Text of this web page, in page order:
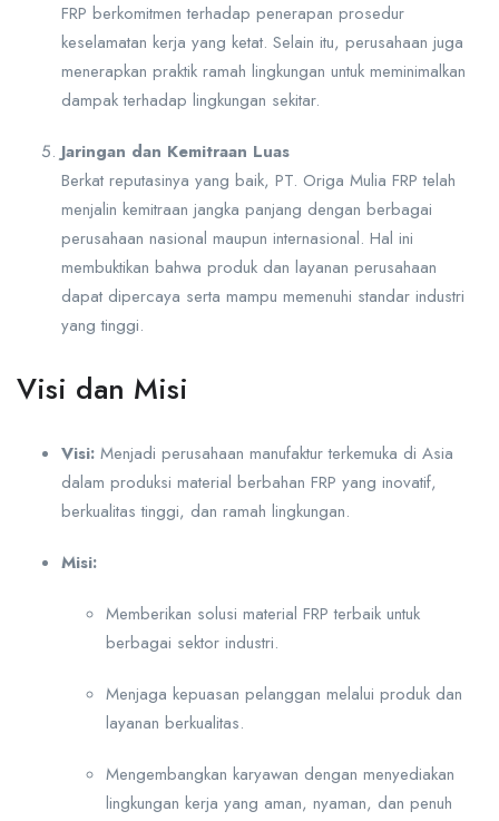
FRP berkomitmen terhadap penerapan prosedur
keselamatan kerja yang ketat. Selain itu, perusahaan juga
menerapkan praktik ramah lingkungan untuk meminimalkan
dampak terhadap lingkungan sekitar.
Jaringan dan Kemitraan Luas
Berkat reputasinya yang baik, PT. Origa Mulia FRP telah
menjalin kemitraan jangka panjang dengan berbagai
perusahaan nasional maupun internasional. Hal ini
membuktikan bahwa produk dan layanan perusahaan
dapat dipercaya serta mampu memenuhi standar industri
yang tinggi.
Visi dan Misi
Visi: Menjadi perusahaan manufaktur terkemuka di Asia
dalam produksi material berbahan FRP yang inovatif,
berkualitas tinggi, dan ramah lingkungan.
Misi:
Memberikan solusi material FRP terbaik untuk
berbagai sektor industri.
Menjaga kepuasan pelanggan melalui produk dan
layanan berkualitas.
Mengembangkan karyawan dengan menyediakan
lingkungan kerja yang aman, nyaman, dan penuh